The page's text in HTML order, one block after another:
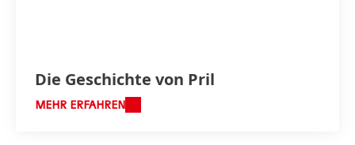
Die Geschichte von Pril
MEHR ERFAHREN